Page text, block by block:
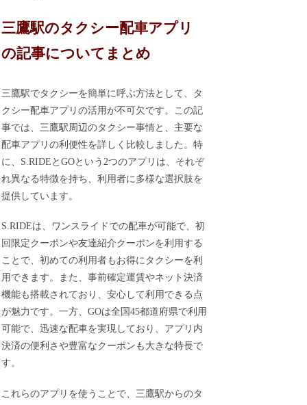
三鷹駅のタクシー配車アプリ
の記事についてまとめ
三鷹駅でタクシーを簡単に呼ぶ方法として、タ
クシー配車アプリの活用が不可欠です。この記
事では、三鷹駅周辺のタクシー事情と、主要な
配車アプリの利便性を詳しく比較しました。特
に、S.RIDEとGOという2つのアプリは、それぞ
れ異なる特徴を持ち、利用者に多様な選択肢を
提供しています。
S.RIDEは、ワンスライドでの配車が可能で、初
回限定クーポンや友達紹介クーポンを利用する
ことで、初めての利用者もお得にタクシーを利
用できます。また、事前確定運賃やネット決済
機能も搭載されており、安心して利用できる点
が魅力です。一方、GOは全国45都道府県で利用
可能で、迅速な配車を実現しており、アプリ内
決済の便利さや豊富なクーポンも大きな特長で
す。
これらのアプリを使うことで、三鷹駅からのタ